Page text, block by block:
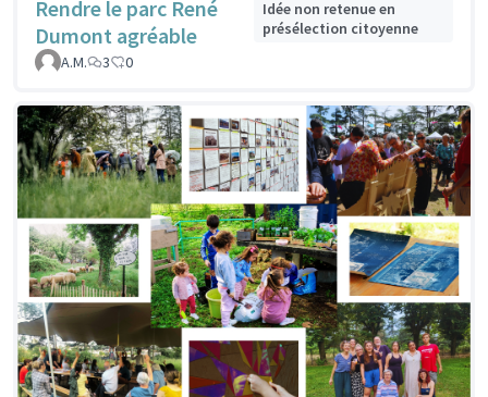
Rendre le parc René
Dumont agréable
Idée non retenue en
présélection citoyenne
A.M.
3 0